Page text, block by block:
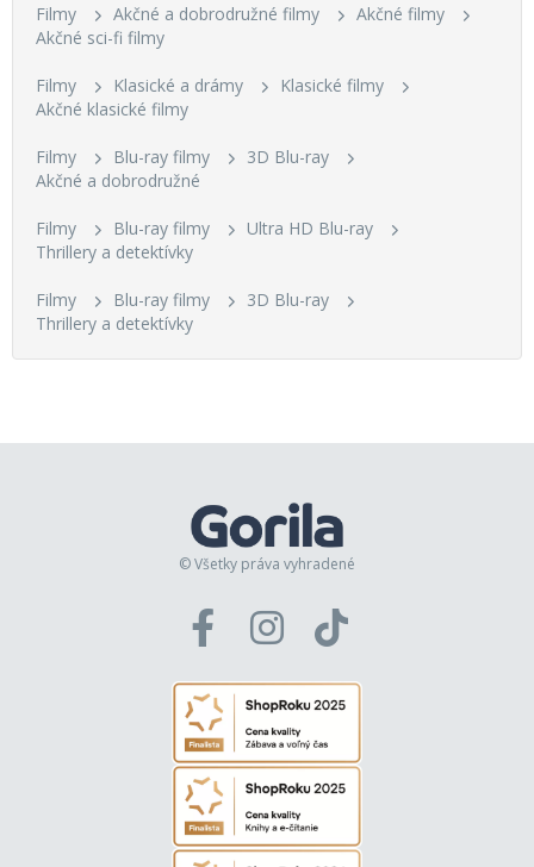
Filmy Akčné a dobrodružné filmy
Akčné filmy
Akčné sci-fi filmy
Filmy Klasické a drámy
Klasické filmy
Akčné klasické filmy
Filmy Blu-ray filmy
3D Blu-ray
Akčné a dobrodružné
Filmy Blu-ray filmy
Ultra HD Blu-ray
Thrillery a detektívky
Filmy Blu-ray filmy
3D Blu-ray
Thrillery a detektívky
© Všetky práva vyhradené